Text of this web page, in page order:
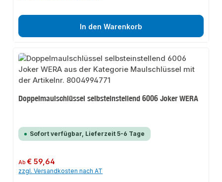
In den Warenkorb
Doppelmaulschlüssel selbsteinstellend 6006 Joker WERA
Sofort verfügbar, Lieferzeit 5-6 Tage
Regulärer Preis:
Ab€ 59,64
zzgl. Versandkosten nach AT